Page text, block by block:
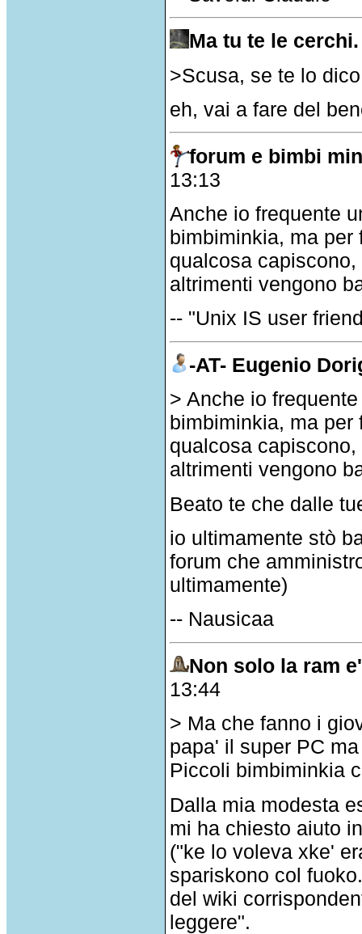
Ma tu te le cerchi.
>Scusa, se te lo
eh, vai a fare del
forum e bimbi
13:13
Anche io frequente
bimbiminkia, ma per
qualcosa
altrimenti vengono
-- "Unix IS user
-AT- Eugenio
> Anche io
bimbiminkia, ma per
qualcosa
altrimenti vengono
Beato te che dalle
io ultimamente stò
forum che
ultimamente)
-- Nausicaa
Non solo la ram
13:44
> Ma che fanno i
papa' il super PC
Piccoli bimbiminkia
Dalla mia modesta
mi ha chiesto aiuto
("ke lo voleva xke'
spariskono col
del wiki
leggere".